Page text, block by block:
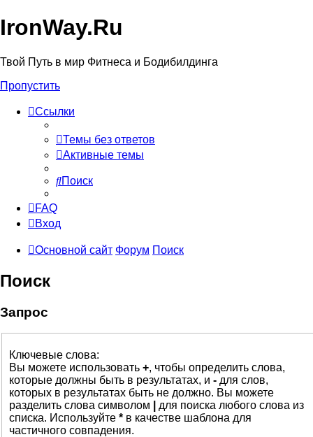
IronWay.Ru
Твой Путь в мир Фитнеса и Бодибилдинга
Пропустить
Ссылки
Темы без ответов
Активные темы
Поиск
FAQ
Вход
Основной сайт Форум Поиск
Поиск
Запрос
Ключевые слова:
Вы можете использовать +, чтобы определить слова,
которые должны быть в результатах, и - для слов,
которых в результатах быть не должно. Вы можете
разделить слова символом
для поиска любого слова из
списка. Используйте * в качестве шаблона для
частичного совпадения.